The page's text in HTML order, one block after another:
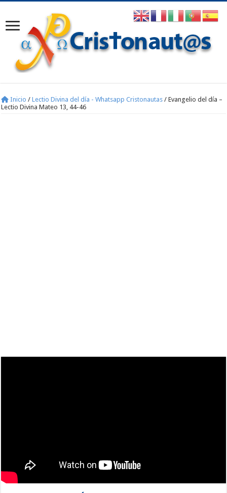
Inicio / Lectio Divina del día - Whatsapp Cristonautas / Evangelio del día –
Lectio Divina Mateo 13, 44-46